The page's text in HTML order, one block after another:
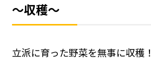
～収穫～
立派に育った野菜を無事に収穫！